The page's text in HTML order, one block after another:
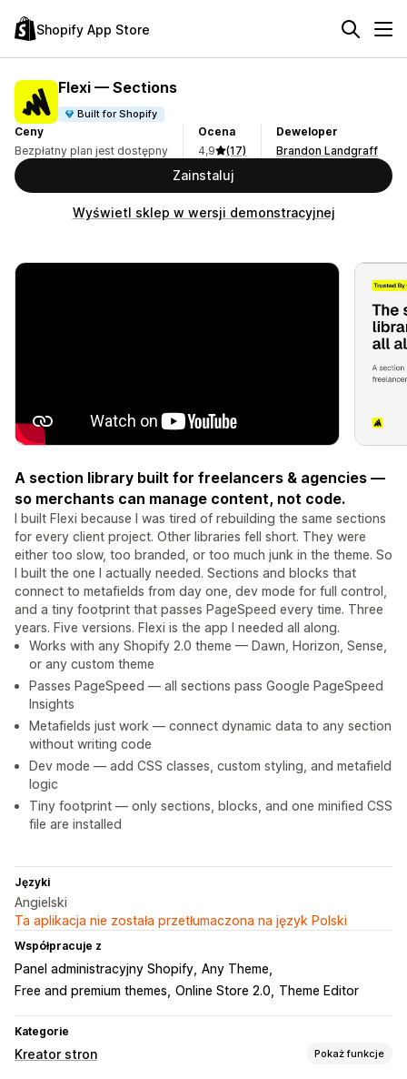
Shopify App Store
Flexi — Sections
Built for Shopify
Ceny
Bezpłatny plan jest dostępny
Ocena
4,9
(17)
Deweloper
Brandon Landgraff
Zainstaluj
Wyświetl sklep w wersji demonstracyjnej
A section library built for freelancers & agencies —
so merchants can manage content, not code.
I built Flexi because I was tired of rebuilding the same sections
for every client project. Other libraries fell short. They were
either too slow, too branded, or too much junk in the theme. So
I built the one I actually needed. Sections and blocks that
connect to metafields from day one, dev mode for full control,
and a tiny footprint that passes PageSpeed every time. Three
years. Five versions. Flexi is the app I needed all along.
Works with any Shopify 2.0 theme — Dawn, Horizon, Sense,
or any custom theme
Passes PageSpeed — all sections pass Google PageSpeed
Insights
Metafields just work — connect dynamic data to any section
without writing code
Dev mode — add CSS classes, custom styling, and metafield
logic
Tiny footprint — only sections, blocks, and one minified CSS
file are installed
Języki
Angielski
Ta aplikacja nie została przetłumaczona na język Polski
Współpracuje z
Panel administracyjny Shopify Any Theme
Free and premium themes Online Store 2.0 Theme Editor
Kategorie
Kreator stron Pokaż funkcje